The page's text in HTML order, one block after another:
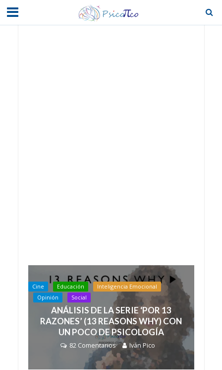
Cine Educación
Inteligencia Emocional
Opinión
Social
ANÁLISIS DE LA SERIE ‘POR 13
RAZONES’ (13 REASONS WHY) CON
UN POCO DE PSICOLOGÍA
82 Comentarios Iván Pico